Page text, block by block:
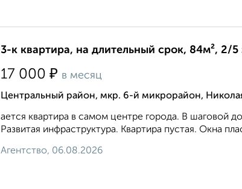
3-к квартира, на длительный срок, 84м², 2/5
17 000 ₽ в месяц
Центральный район, мкр. 6-й микрорайон,
ается квартира в самом центре города. В шаговой
Развитая инфраструктура. Квартира пустая. Окна
Агентство, 06.08.2026